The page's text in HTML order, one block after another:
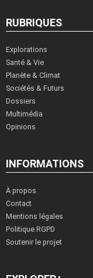
RUBRIQUES
Explorations
Santé & Vie
Planète & Climat
Sociétés & Futurs
Dossiers
Multimédia
Opinions
INFORMATIONS
À propos
Contact
Mentions légales
Politique RGPD
Soutenir le projet